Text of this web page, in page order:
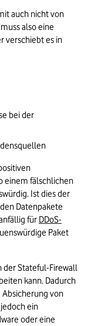
auch nicht von
also eine
verschiebt es in
bei der
einem fälschlichen
Ist dies der
Datenpakete
für DDoS-
Paket
der Stateful-Firewall
kann. Dadurch
von
ein
oder eine